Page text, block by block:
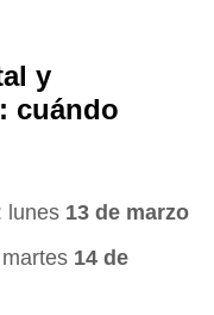
y
cuándo
lunes 13 de marzo
14 de